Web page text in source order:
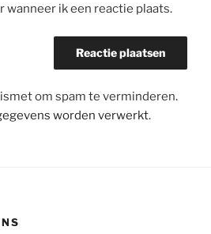
wanneer ik een reactie plaats.
om spam te verminderen.
worden verwerkt.